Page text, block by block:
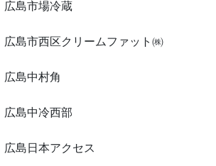
広島市場冷蔵
広島市西区クリームファット㈱
広島中村角
広島中冷西部
広島日本アクセス